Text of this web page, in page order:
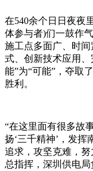
在540余个日日夜夜
体参与者)们一鼓作
施工点多面广、时
式、创新技术应用
能”为“可能”，夺取
胜利。
“在这里面有很多故
扬‘三千精神’，发挥
追求，攻坚克难，努
总指挥，深圳供电局